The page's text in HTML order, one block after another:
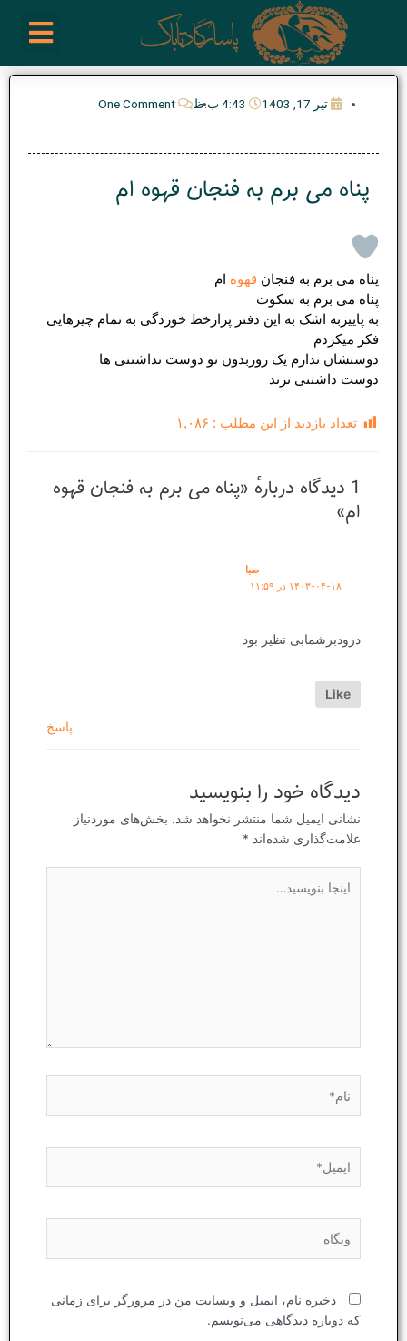
تیر 17, 1403 4:43 ب.ظ One Comment
پناه می برم به فنجان قهوه ام
پناه می برم به فنجان قهوه ام
پناه می برم به سکوت
به پاییزبه اشک به این دفتر پرازخط خوردگی به تمام چیزهایی
فکر میکردم
دوستشان ندارم یک روزبدون تو دوست نداشتنی ها
دوست داشتنی ترند
تعداد بازدید از این مطلب : ۱,۰۸۶
1 دیدگاه دربارهٔ «پناه می برم به فنجان قهوه
ام»
صبا
۱۴۰۳-۰۴-۱۸ در ۱۱:۵۹
درودبرشمابی نظیر بود
Like
پاسخ
دیدگاه‌ خود را بنویسید
نشانی ایمیل شما منتشر نخواهد شد. بخش‌های موردنیاز
علامت‌گذاری شده‌اند *
بنویسید…
ذخیره نام، ایمیل و وبسایت من در مرورگر برای زمانی
که دوباره دیدگاهی می‌نویسم.